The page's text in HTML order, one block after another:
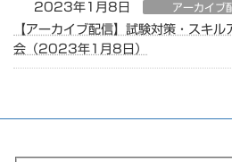
2023年1月8日 アーカイブ
【アーカイブ配信】試験対策・スキ
会（2023年1月8日）